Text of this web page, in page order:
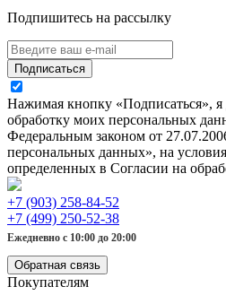
Подпишитесь на рассылку
Подписаться
Нажимая кнопку «Подписаться», я
обработку моих персональных
Федеральным законом от
персональных данных», на
определенных в Согласии на
+7 (903) 258-84-52
+7 (499) 250-52-38
Ежедневно с 10:00 до 20:00
Обратная связь
Покупателям